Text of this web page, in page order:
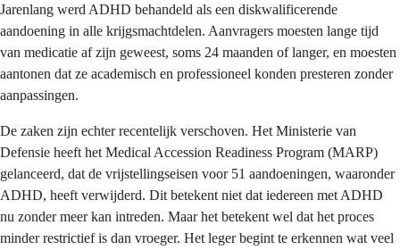
Jarenlang werd ADHD behandeld als een diskwalificerende
aandoening in alle krijgsmachtdelen. Aanvragers moesten lange tijd
van medicatie af zijn geweest, soms 24 maanden of langer, en moesten
aantonen dat ze academisch en professioneel konden presteren zonder
aanpassingen.
De zaken zijn echter recentelijk verschoven. Het Ministerie van
Defensie heeft het Medical Accession Readiness Program (MARP)
gelanceerd, dat de vrijstellingseisen voor 51 aandoeningen, waaronder
ADHD, heeft verwijderd. Dit betekent niet dat iedereen met ADHD
nu zonder meer kan intreden. Maar het betekent wel dat het proces
minder restrictief is dan vroeger. Het leger begint te erkennen wat veel